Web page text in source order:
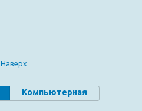
Наверх
Компьютерная